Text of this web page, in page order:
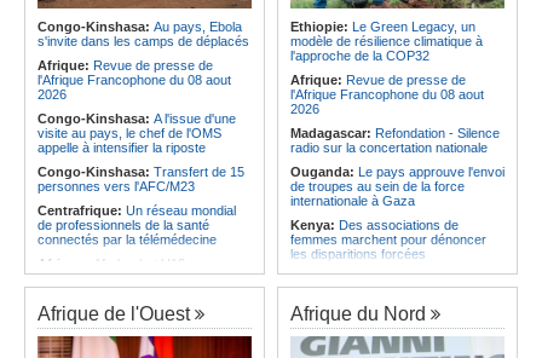
Afrique:Le roman-photo de la
phase de groupes de la
TotalEnergies CAF Coupe d'Afrique
Féminine, Maroc 2026
Afrique:
Présentation du Groupe
TotalEnergies CAF Coupe d'Afrique
des Nations Féminine, Maroc 2026
Angola:Le pays criminalise la
diffusion de fausses informations
sur Internet
Afrique:Revue de presse de
l'Afrique francophone du 07 août
2026
Congo-Kinshasa: Au pays, Ebola
s'invite dans les camps de déplacés
Afrique: Revue de presse de
l'Afrique Francophone du 08 aout
2026
Congo-Kinshasa: A l'issue d'une
visite au pays, le chef de l'OMS
appelle à intensifier la riposte
Congo-Kinshasa: Transfert de 15
personnes vers l'AFC/M23
Centrafrique: Un réseau mondial
de professionnels de la santé
connectés par la télémédecine
Afrique:
Afrobasket U18 -
Madagascar valide son ticket pour
les quarts
Congo-Brazzaville:
Assainissement et développement
local - Les Nations unies réitèrent
Ethiopie: Le Green Legacy, un
modèle de résilience climatique à
l'approche de la COP32
Afrique: Revue de presse de
l'Afrique Francophone du 08 aout
2026
Madagascar: Refondation - Silence
radio sur la concertation nationale
Ouganda: Le pays approuve l'envoi
de troupes au sein de la force
internationale à Gaza
Kenya: Des associations de
femmes marchent pour dénoncer
les disparitions forcées
Afrique:La CEA renforce les
capacités des parlementaires de
l'Afrique de l'Est
Madagascar:Danse - La création
chorégraphique rassemble ses
Afrique de l'Ouest Afrique du Nord